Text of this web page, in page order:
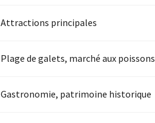
Attractions principales
Plage de galets, marché aux poissons
Gastronomie, patrimoine historique